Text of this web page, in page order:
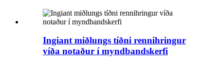
Ingiant miðlungs tíðni rennihringur
víða notaður í myndbandskerfi